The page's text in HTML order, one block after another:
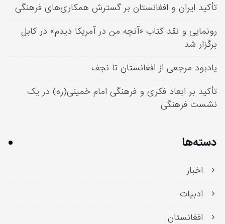
تأکید ایران و افغانستان بر گسترش همکاری‌های فرهنگی
رونمایی و نقد کتاب «آنچه من در آمریکا دیدم» در کابل
برگزار شد
یادبود مرجعی از افغانستان تا نجف
تأکید بر ابعاد فکری و فرهنگی امام خمینی(ره) در یک
نشست فرهنگی
دسته‌ها
اخبار
ادبیات
افغانستان